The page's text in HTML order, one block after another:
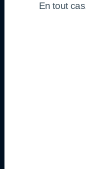
En tout